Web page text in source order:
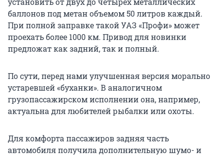
баллонов под метан объемом 50 литров каждый.
При полной заправке такой УАЗ «Профи» может
проехать более 1000 км. Привод для новинки
предложат как задний, так и полный.
По сути, перед нами улучшенная версия морально
устаревшей «буханки». В аналогичном
грузопассажирском исполнении она, например,
актуальна для любителей рыбалки или охоты.
Для комфорта пассажиров задняя часть
автомобиля получила дополнительную шумо- и